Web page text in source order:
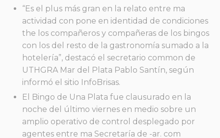
“Es el plus más gran en la relato entre ma
actividad con pone en identidad de condiciones
the los compañeros y compañeras de los bingos
con los del resto de la gastronomía sumado a la
hotelería”, destacó el secretario common de
UTHGRA Mar del Plata Pablo Santín, según
informó el sitio InfoBrisas.
El Bingo de Una Plata fue clausurado en la
noche del último viernes en medio sobre un
amplio operativo de control desplegado por
agentes entre ma Secretaría de -ar. com